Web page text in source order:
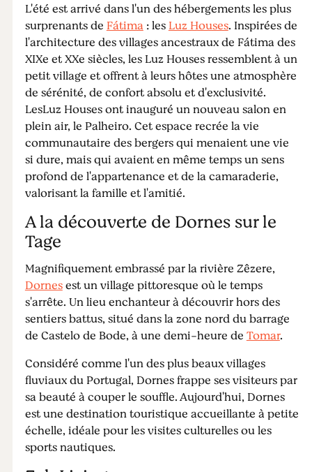
L'été est arrivé dans l'un des hébergements les plus
surprenants deFátima: lesLuz Houses. Inspirées de
l'architecture des villages ancestraux de Fátima des
XIXe et XXe siècles, les Luz Houses ressemblent à un
petit village et offrent à leurs hôtes une atmosphère
de sérénité, de confort absolu et d'exclusivité.
LesLuz Houses ont inauguré un nouveau salon en
plein air, le Palheiro. Cet espace recrée la vie
communautaire des bergers qui menaient une vie
si dure, mais qui avaient en même temps un sens
profond de l'appartenance et de la camaraderie,
valorisant la famille et l'amitié.
A la découverte de Dornes sur le
Tage
Magnifiquement embrassé par la rivière Zêzere,
Dornesest un village pittoresque où le temps
s'arrête. Un lieu enchanteur à découvrir hors des
sentiers battus, situé dans la zone nord du barrage
de Castelo de Bode, à une demi-heure deTomar.
Considéré comme l'un des plus beaux villages
fluviaux du Portugal, Dornes frappe ses visiteurs par
sa beauté à couper le souffle. Aujourd'hui, Dornes
est une destination touristique accueillante à petite
échelle, idéale pour les visites culturelles ou les
sports nautiques.